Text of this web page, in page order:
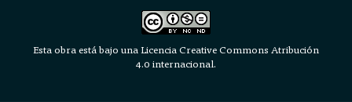
Esta obra está bajo una Licencia Creative Commons Atribución
4.0 internacional.